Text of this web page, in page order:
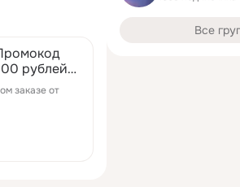
рублей
заказе от
Все